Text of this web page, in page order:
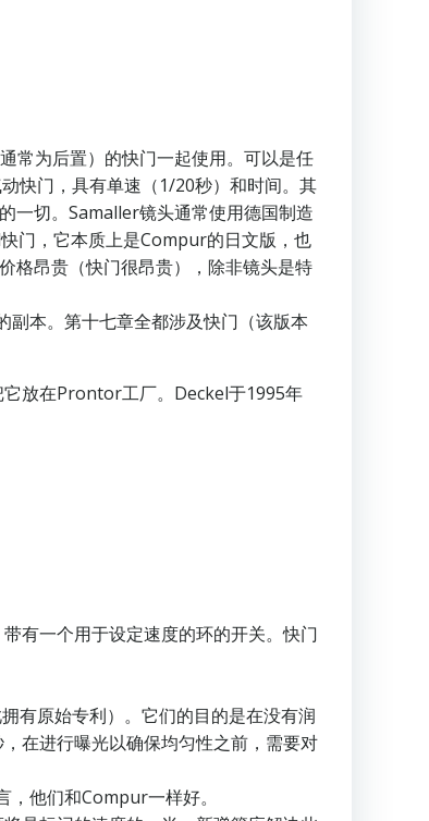
常为后置）的快门一起使用。可以是任
快门，具有单速（1/20秒）和时间。其
一切。Samaller镜头通常使用德国制造
门，它本质上是Compur的日文版，也
格昂贵（快门很昂贵），除非镜头是特
副本。第十七章全都涉及快门（该版本
放在Prontor工厂。Deckel于1995年
有一个用于设定速度的环的开关。快门
有原始专利）。它们的目的是在没有润
在进行曝光以确保均匀性之前，需要对
他们和Compur一样好。